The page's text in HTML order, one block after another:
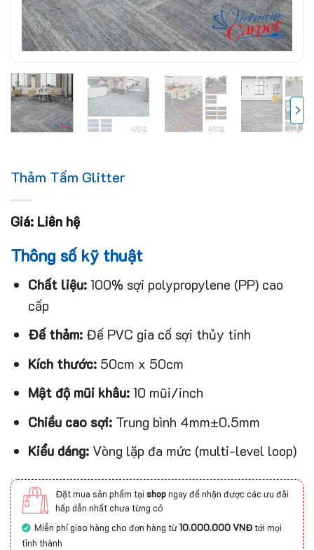
Thảm Tấm Glitter
Giá: Liên hệ
Thông số kỹ thuật
Chất liệu:100% sợi polypropylene (PP) cao
cấp
Đế thảm:Đế PVC gia cố sợi thủy tinh
Kích thước:50cm x 50cm
Mật độ mũi khâu:10 mũi/inch
Chiều cao sợi:Trung bình 4mm±0.5mm
Kiểu dáng:Vòng lặp đa mức (multi-level loop)
Đặt mua sản phẩm tại shopngay để nhận được các ưu đãi
hấp dẫn nhất chưa từng có
Miễn phí giao hàng cho đơn hàng từ10.000.000 VNĐtới mọi
tỉnh thành